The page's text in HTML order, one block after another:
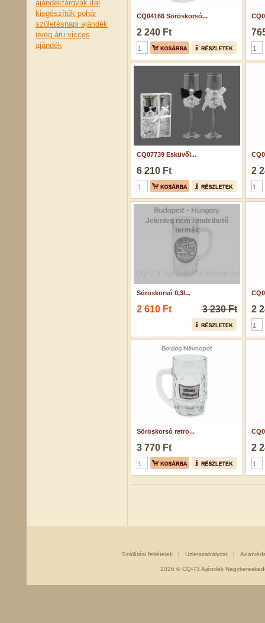
ajándéktárgyak ital
kiegészítők pohár
születésnapi ajándék
üveg áru vicces
ajándék
CQ04166 Söröskorsó...
2 240 Ft
CQ07739 Esküvői...
6 210 Ft 2
Jelenleg nem rendelhető
termék
Söröskorsó 0,3l...
2 610 Ft 3 230 Ft 2
Söröskorsó retro...
3 770 Ft 2
Szállítási feltételek Üzletszabályzat
2026 © CQ-73 Ajándék